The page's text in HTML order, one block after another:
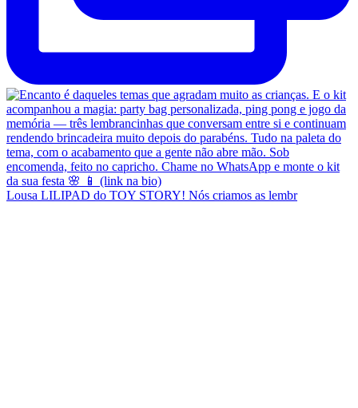
Lousa LILIPAD do TOY STORY! Nós criamos as lembr